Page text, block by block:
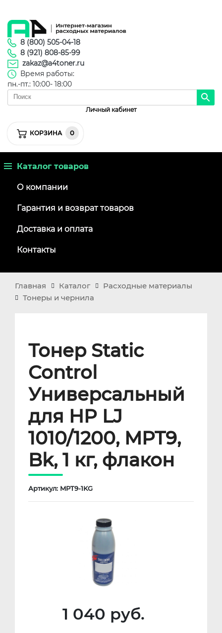
8 (800) 505-04-18
8 (921) 808-85-99
zakaz@a4toner.ru
Время работы:
пн.-пт.: 10:00- 18:00
Личный кабинет
КОРЗИНА 0
Каталог товаров
О компании
Гарантия и возврат товаров
Доставка и оплата
Контакты
Главная Каталог
Расходные материалы
Тонеры и чернила
Тонер Static
Control
Универсальный
для HP LJ
1010/1200, MPT9,
Bk, 1 кг, флакон
Артикул: MPT9-1KG
1 040 руб.